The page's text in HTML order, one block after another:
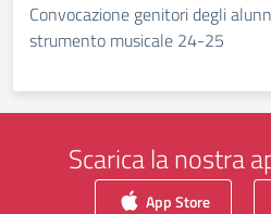
Convocazione genitori degli
strumento musicale 24-25
Scarica la nostra
App Store